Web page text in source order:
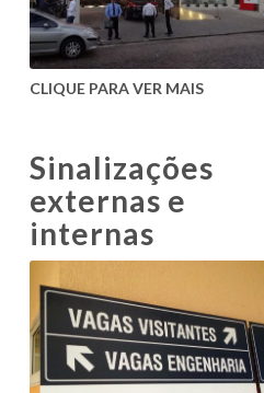
CLIQUE PARA VER MAIS
Sinalizações
externas e
internas